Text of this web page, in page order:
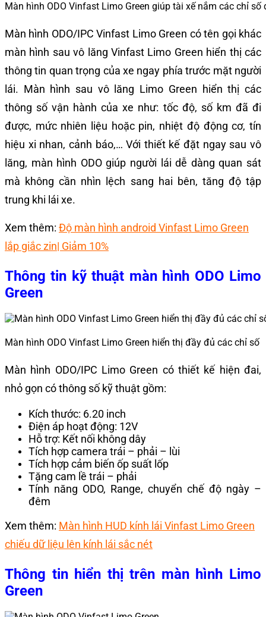
Màn hình ODO Vinfast Limo Green giúp tài xế nắm các chỉ số
Màn hình ODO/IPC Vinfast Limo Green có tên gọi khác
màn hình sau vô lăng Vinfast Limo Green hiển thị các
thông tin quan trọng của xe ngay phía trước mặt người
lái. Màn hình sau vô lăng Limo Green hiển thị các
thông số vận hành của xe như: tốc độ, số km đã đi
được, mức nhiên liệu hoặc pin, nhiệt độ động cơ, tín
hiệu xi nhan, cảnh báo,… Với thiết kế đặt ngay sau vô
lăng, màn hình ODO giúp người lái dễ dàng quan sát
mà không cần nhìn lệch sang hai bên, tăng độ tập
trung khi lái xe.
Xem thêm: Độ màn hình android Vinfast Limo Green
lắp giắc zin| Giảm 10%
Thông tin kỹ thuật màn hình ODO Limo
Green
Màn hình ODO Vinfast Limo Green hiển thị đầy đủ các chỉ số
Màn hình ODO/IPC Limo Green có thiết kế hiện đai,
nhỏ gọn có thông số kỹ thuật gồm:
Kích thước: 6.20 inch
Điện áp hoạt động: 12V
Hỗ trợ: Kết nối không dây
Tích hợp camera trái – phải – lùi
Tích hợp cảm biến ốp suất lốp
Tặng cam lề trái – phải
Tính năng ODO, Range, chuyển chế độ ngày –
đêm
Xem thêm: Màn hình HUD kính lái Vinfast Limo Green
chiếu dữ liệu lên kính lái sắc nét
Thông tin hiển thị trên màn hình Limo
Green